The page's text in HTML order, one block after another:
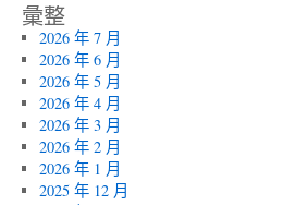
彙整
2026 年 7 月
2026 年 6 月
2026 年 5 月
2026 年 4 月
2026 年 3 月
2026 年 2 月
2026 年 1 月
2025 年 12 月